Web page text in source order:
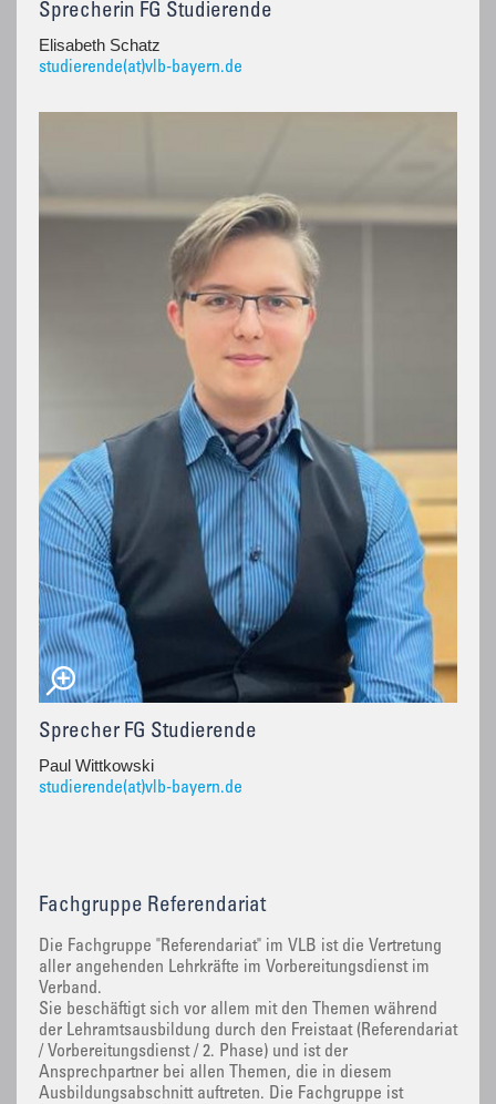
Sprecherin FG Studierende
Elisabeth Schatz
studierende(at)vlb-bayern.de
Sprecher FG Studierende
Paul Wittkowski
studierende(at)vlb-bayern.de
Fachgruppe Referendariat
Die Fachgruppe "Referendariat" im VLB ist die Vertretung
aller angehenden Lehrkräfte im Vorbereitungsdienst im
Verband.
Sie beschäftigt sich vor allem mit den Themen während
der Lehramtsausbildung durch den Freistaat (Referendariat
/ Vorbereitungsdienst / 2. Phase) und ist der
Ansprechpartner bei allen Themen, die in diesem
Ausbildungsabschnitt auftreten. Die Fachgruppe ist